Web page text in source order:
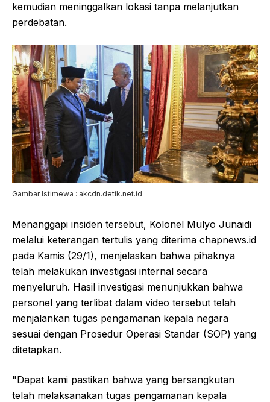
kemudian meninggalkan lokasi tanpa melanjutkan
perdebatan.
Gambar Istimewa : akcdn.detik.net.id
Menanggapi insiden tersebut, Kolonel Mulyo Junaidi
melalui keterangan tertulis yang diterima chapnews.id
pada Kamis (29/1), menjelaskan bahwa pihaknya
telah melakukan investigasi internal secara
menyeluruh. Hasil investigasi menunjukkan bahwa
personel yang terlibat dalam video tersebut telah
menjalankan tugas pengamanan kepala negara
sesuai dengan Prosedur Operasi Standar (SOP) yang
ditetapkan.
"Dapat kami pastikan bahwa yang bersangkutan
telah melaksanakan tugas pengamanan kepala